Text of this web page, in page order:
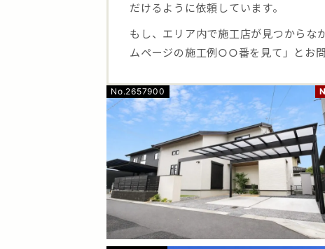
だけるように依頼しています。
もし、エリア内で施工店が見つからな
ムページの施工例○○番を見て」とお
No.2657900